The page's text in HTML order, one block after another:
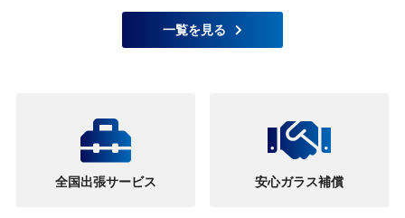
一覧を見る
全国出張サービス 安心ガラス補償